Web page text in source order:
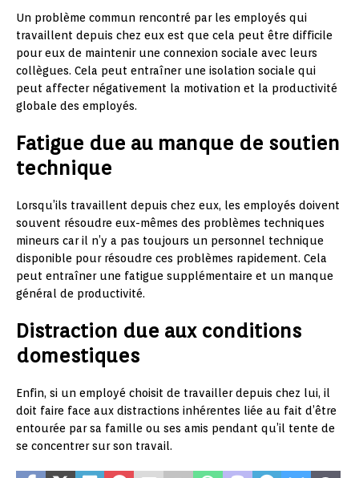
Un problème commun rencontré par les employés qui
travaillent depuis chez eux est que cela peut être difficile
pour eux de maintenir une connexion sociale avec leurs
collègues. Cela peut entraîner une isolation sociale qui
peut affecter négativement la motivation et la productivité
globale des employés.
Fatigue due au manque de soutien
technique
Lorsqu’ils travaillent depuis chez eux, les employés doivent
souvent résoudre eux-mêmes des problèmes techniques
mineurs car il n’y a pas toujours un personnel technique
disponible pour résoudre ces problèmes rapidement. Cela
peut entraîner une fatigue supplémentaire et un manque
général de productivité.
Distraction due aux conditions
domestiques
Enfin, si un employé choisit de travailler depuis chez lui, il
doit faire face aux distractions inhérentes liée au fait d’être
entourée par sa famille ou ses amis pendant qu’il tente de
se concentrer sur son travail.